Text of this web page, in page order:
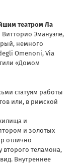
театром Ла
Витторио Эмануэле,
немного
Omenoni, Via
«Домом
статуям работы
или, в римской
и
и золотых
отлично
второго теламона,
Внутреннее